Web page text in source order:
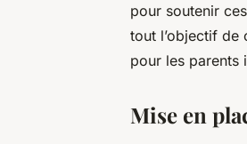
pour soutenir
tout l’objectif de
pour les parents
Mise en